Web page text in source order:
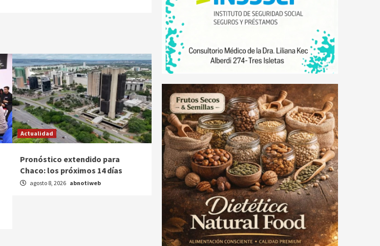
Actualidad
Pronóstico extendido para
Chaco: los próximos 14 días
agosto 8, 2026 abnotiweb